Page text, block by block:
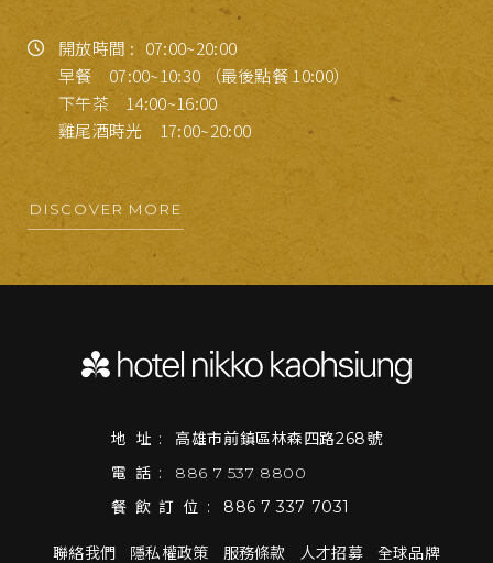
開放時間 : 07:00~20:00
早餐 07:00~10:30 （最後點餐 10:00）
下午茶 14:00~16:00
雞尾酒時光 17:00~20:00
DISCOVER MORE
屬於自己的舒心節奏。
開放時間 : 06:30~22:00 （最後進入時間 21:30）
設施價格 : 無
設施價格 : 無
地址:
高雄市前鎮區林森四路268號
電話:
886 7 537 8800
餐飲訂位:
886 7 337 7031
聯絡我們 隱私權政策 服務條款 人才招募 全球品牌